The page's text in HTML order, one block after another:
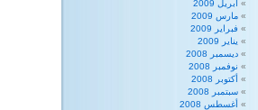
أبريل 2009
مارس 2009
فبراير 2009
يناير 2009
ديسمبر 2008
نوفمبر 2008
أكتوبر 2008
سبتمبر 2008
أغسطس 2008